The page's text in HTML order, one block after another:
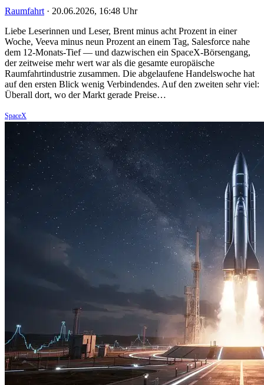
Raumfahrt · 20.06.2026, 16:48 Uhr
Liebe Leserinnen und Leser, Brent minus acht Prozent in einer
Woche, Veeva minus neun Prozent an einem Tag, Salesforce nahe
dem 12-Monats-Tief — und dazwischen ein SpaceX-Börsengang,
der zeitweise mehr wert war als die gesamte europäische
Raumfahrtindustrie zusammen. Die abgelaufene Handelswoche hat
auf den ersten Blick wenig Verbindendes. Auf den zweiten sehr viel:
Überall dort, wo der Markt gerade Preise…
SpaceX